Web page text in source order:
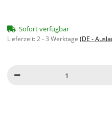
Sofort verfügbar
Lieferzeit:2 - 3 Werktage (DE -